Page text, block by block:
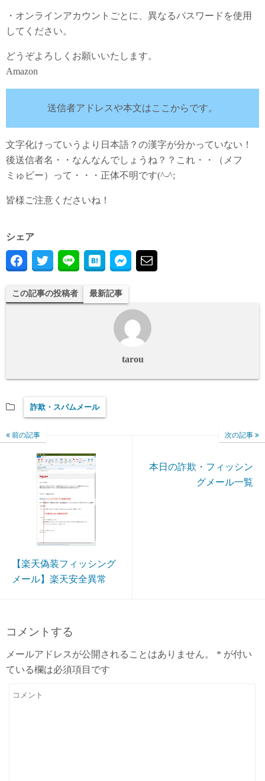
・オンラインアカウントごとに、異なるパスワードを使用
してください。
どうぞよろしくお願いいたします。
Amazon
送信者アドレスや本文はここからです。
文字化けっていうより日本語？の漢字が分かっていない！
後送信者名・・なんなんでしょうね？？これ・・（メフゝ
ミゅビー）って・・・正体不明です(^-^;
皆様ご注意くださいね！
シェア
この記事の投稿者 最新記事
tarou
詐欺・スパムメール
前の記事
【楽天偽装フィッシング
メール】楽天安全異常
次の記事
本日の詐欺・フィッシン
グメール一覧
コメントする
メールアドレスが公開されることはありません。 * が付い
ている欄は必須項目です